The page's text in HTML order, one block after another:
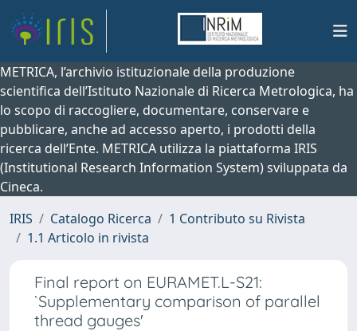
METRICA, l’archivio istituzionale della produzione
scientifica dell’Istituto Nazionale di Ricerca Metrologica, ha
lo scopo di raccogliere, documentare, conservare e
pubblicare, anche ad accesso aperto, i prodotti della
ricerca dell’Ente. METRICA utilizza la piattaforma IRIS
(Institutional Research Information System) sviluppata da
Cineca.
IRIS
Catalogo Ricerca
1 Contributo su Rivista
1.1 Articolo in rivista
Final report on EURAMET.L-S21:
`Supplementary comparison of parallel
thread gauges'